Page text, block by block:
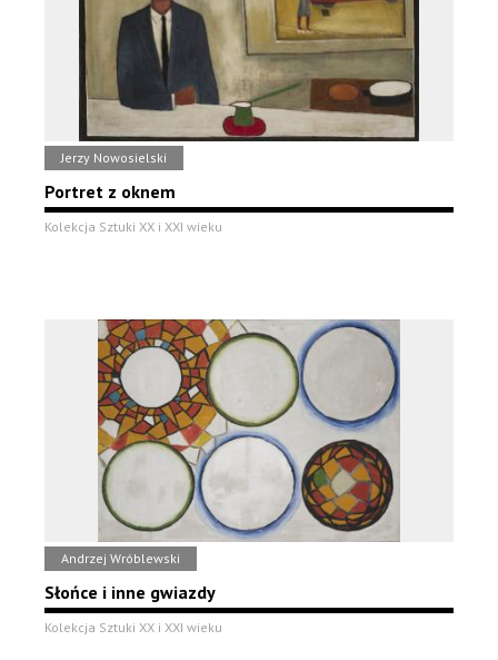
Jerzy Nowosielski
Portret z oknem
Kolekcja Sztuki XX i XXI wieku
Andrzej Wróblewski
Słońce i inne gwiazdy
Kolekcja Sztuki XX i XXI wieku